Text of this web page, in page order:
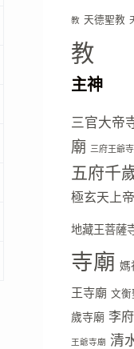
教 天德聖教
教
主神
三官大帝
廟 三府王爺
五府千
極玄天上
地藏王菩薩
寺廟 媽
王寺廟 文衡
歲寺廟 李
王爺寺廟 清